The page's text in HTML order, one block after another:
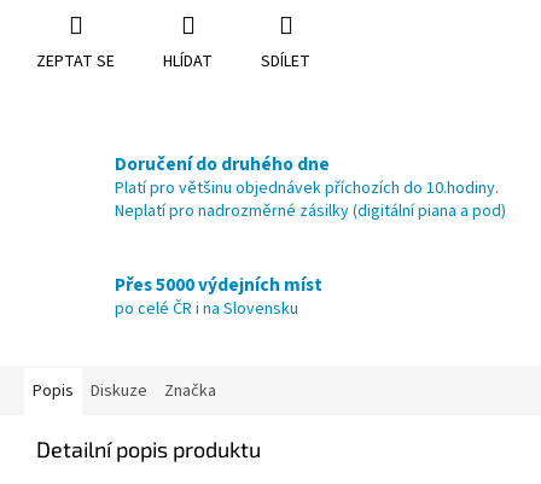
ZEPTAT SE HLÍDAT SDÍLET
Doručení do druhého dne
Platí pro většinu objednávek příchozích do 10.hodiny.
Neplatí pro nadrozměrné zásilky (digitální piana a pod)
Přes 5000 výdejních míst
po celé ČR i na Slovensku
Popis Diskuze Značka
Detailní popis produktu